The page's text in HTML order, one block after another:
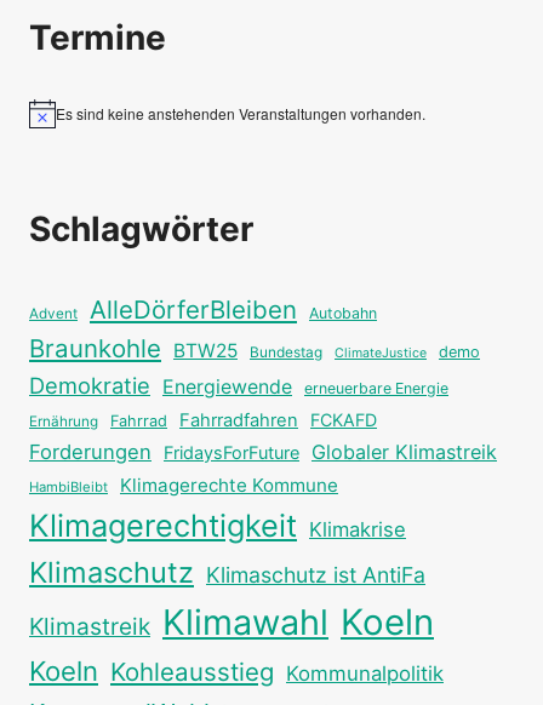
Termine
HinweisEs sind keine anstehenden Veranstaltungen vorhanden.
Schlagwörter
Advent AlleDörferBleiben Autobahn
Braunkohle BTW25 Bundestag ClimateJustice demo
Demokratie Energiewende erneuerbare Energie
Ernährung Fahrrad Fahrradfahren FCKAFD
Forderungen FridaysForFuture Globaler Klimastreik
HambiBleibt Klimagerechte Kommune
Klimagerechtigkeit Klimakrise
Klimaschutz Klimaschutz ist AntiFa
Klimastreik Klimawahl Koeln
Koeln Kohleausstieg Kommunalpolitik